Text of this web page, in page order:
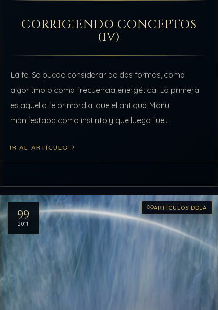
CORRIGIENDO CONCEPTOS
(IV)
La fe. Se puede considerar de dos formas, como
algoritmo o como frecuencia energética. La primera
es aquella fe primordial que el antiguo Manu
manifestaba como instinto y que luego fue
IR AL ARTÍCULO
99
2011
ARTÍCULOS DDLA